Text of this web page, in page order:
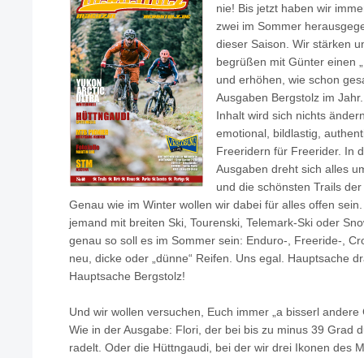
nie! Bis jetzt haben wir
zwei im Sommer
dieser Saison. Wir stärken
begrüßen mit Günter einen
und erhöhen, wie schon
Ausgaben Bergstolz im
Inhalt wird sich nichts
emotional, bildlastig,
Freeridern für Freerider. In
Ausgaben dreht sich alles
und die schönsten Trails
Genau wie im Winter wollen wir dabei für alles offen
jemand mit breiten Ski, Tourenski, Telemark-Ski oder
genau so soll es im Sommer sein: Enduro-, Freeride-,
neu, dicke oder „dünne“ Reifen. Uns egal. Hauptsache
Hauptsache Bergstolz!
Und wir wollen versuchen, Euch immer „a bisserl
Wie in der Ausgabe: Flori, der bei bis zu minus 39 Grad
radelt. Oder die Hüttngaudi, bei der wir drei Ikonen des